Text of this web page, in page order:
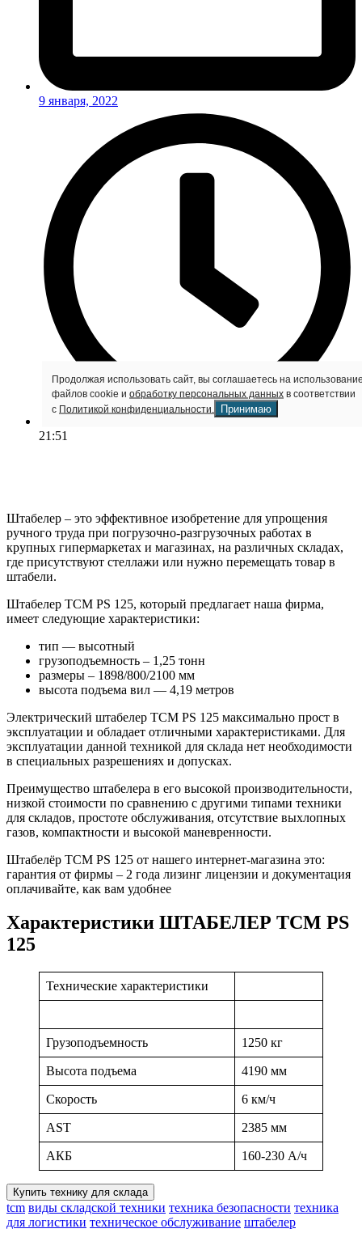
9 января, 2022
21:51
Штабелер – это эффективное изобретение для упрощения
ручного труда при погрузочно-разгрузочных работах в
крупных гипермаркетах и магазинах, на различных складах,
где присутствуют стеллажи или нужно перемещать товар в
штабели.
Штабелер TCM PS 125, который предлагает наша фирма,
имеет следующие характеристики:
тип — высотный
грузоподъемность – 1,25 тонн
размеры – 1898/800/2100 мм
высота подъема вил — 4,19 метров
Электрический штабелер TCM PS 125 максимально прост в
эксплуатации и обладает отличными характеристиками. Для
эксплуатации данной техникой для склада нет необходимости
в специальных разрешениях и допусках.
Преимущество штабелера в его высокой производительности,
низкой стоимости по сравнению с другими типами техники
для складов, простоте обслуживания, отсутствие выхлопных
газов, компактности и высокой маневренности.
Штабелёр TCM PS 125 от нашего интернет-магазина это:
гарантия от фирмы – 2 года лизинг лицензии и документация
оплачивайте, как вам удобнее
Характеристики ШТАБЕЛЕР TCM PS
125
Технические характеристики
Грузоподъемность 1250 кг
Высота подъема 4190 мм
Скорость 6 км/ч
AST 2385 мм
АКБ 160-230 А/ч
Купить технику для склада
tcm виды складской техники техника безопасности техника
для логистики техническое обслуживание штабелер
Продолжая использовать сайт, вы соглашаетесь на
файлов cookie и обработку персональных данных в соответствии
с Политикой конфиденциальности. Принимаю